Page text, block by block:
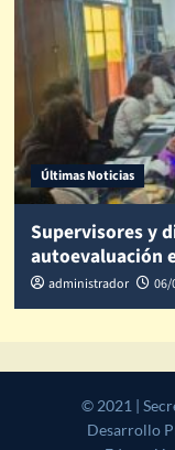
Últimas Noticias
Supervisores y
autoevaluación
administrador 06/
© 2021 |
Profesional Docente